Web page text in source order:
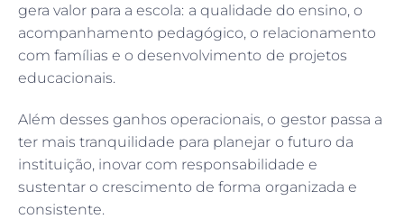
gera valor para a escola: a qualidade do ensino, o
acompanhamento pedagógico, o relacionamento
com famílias e o desenvolvimento de projetos
educacionais.
Além desses ganhos operacionais, o gestor passa a
ter mais tranquilidade para planejar o futuro da
instituição, inovar com responsabilidade e
sustentar o crescimento de forma organizada e
consistente.